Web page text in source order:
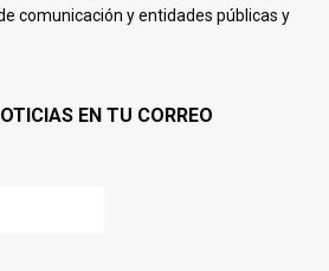
comunicación y entidades públicas y
EN TU CORREO